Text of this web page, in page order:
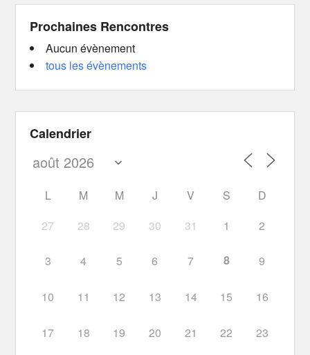
Prochaines Rencontres
Aucun évènement
tous les évènements
Calendrier
L M M J V S
D
27
28 29 30 31 1 2
3 4 5 6 7 8 9
10 11 12 13 14 15 16
17 18 19 20 21 22 23